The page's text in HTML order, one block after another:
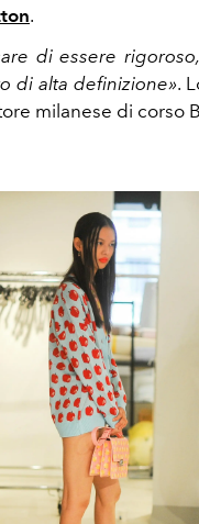
.
di essere
di alta definizione».
milanese di corso